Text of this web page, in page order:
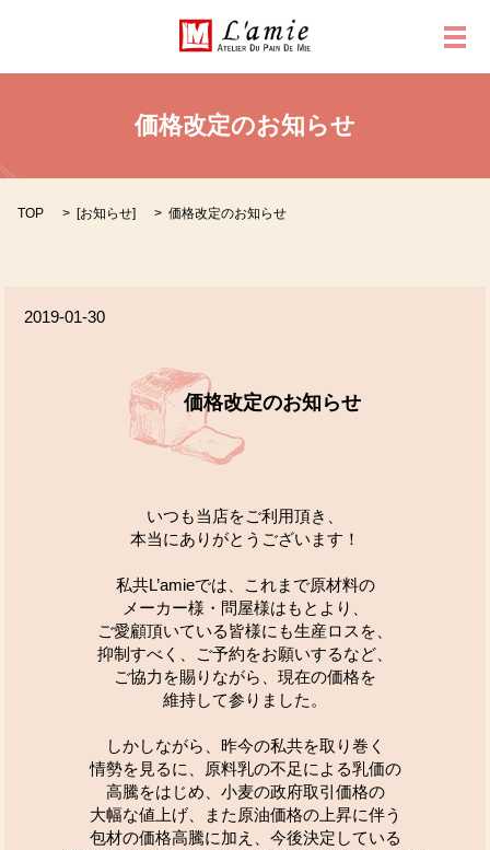
メ
価格改定のお知らせ
TOP [お知らせ] 価格改定のお知らせ
2019-01-30
価格改定のお知らせ
いつも当店をご利用頂き、
本当にありがとうございます！
私共L’amieでは、これまで原材料の
メーカー様・問屋様はもとより、
ご愛顧頂いている皆様にも生産ロスを、
抑制すべく、ご予約をお願いするなど、
ご協力を賜りながら、現在の価格を
維持して参りました。
しかしながら、昨今の私共を取り巻く
情勢を見るに、原料乳の不足による乳価の
高騰をはじめ、小麦の政府取引価格の
大幅な値上げ、また原油価格の上昇に伴う
包材の価格高騰に加え、今後決定している